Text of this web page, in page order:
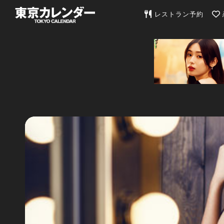
東京カレンダー | 最新
レストラン予約